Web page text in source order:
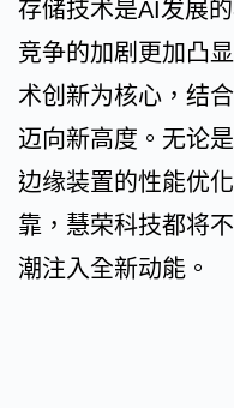
存储技术是AI发展
竞争的加剧更加凸
术创新为核心，结
迈向新高度。无论
边缘装置的性能优
靠，慧荣科技都将
潮注入全新动能。